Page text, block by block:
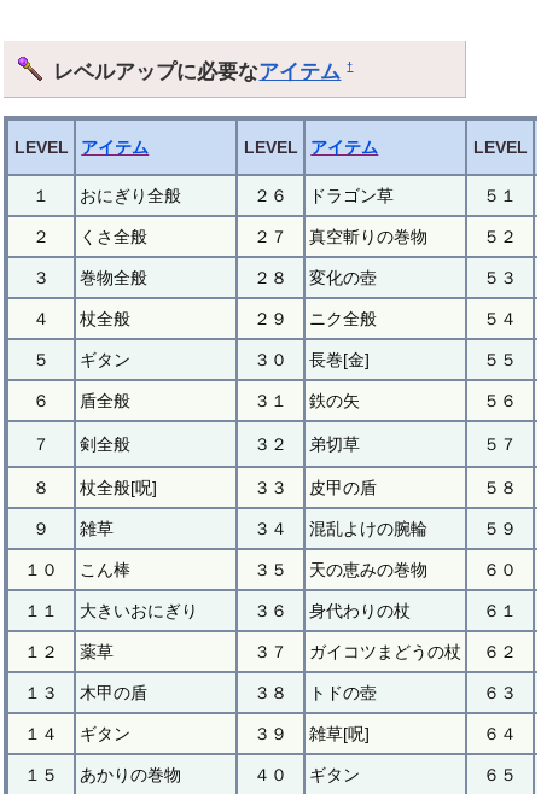
レベルアップに必要なアイテム †
LEVEL アイテム LEVEL アイテム LEVEL
１ おにぎり全般 ２６ ドラゴン草 ５１
２ くさ全般 ２７ 真空斬りの巻物 ５２
３ 巻物全般 ２８ 変化の壺 ５３
４ 杖全般 ２９ ニク全般 ５４
５ ギタン ３０ 長巻[金] ５５
６ 盾全般 ３１ 鉄の矢 ５６
７ 剣全般 ３２ 弟切草 ５７
８ 杖全般[呪] ３３ 皮甲の盾 ５８
９ 雑草 ３４ 混乱よけの腕輪 ５９
１０ こん棒 ３５ 天の恵みの巻物 ６０
１１ 大きいおにぎり ３６ 身代わりの杖 ６１
１２ 薬草 ３７ ガイコツまどうの杖 ６２
１３ 木甲の盾 ３８ トドの壺 ６３
１４ ギタン ３９ 雑草[呪] ６４
１５ あかりの巻物 ４０ ギタン ６５